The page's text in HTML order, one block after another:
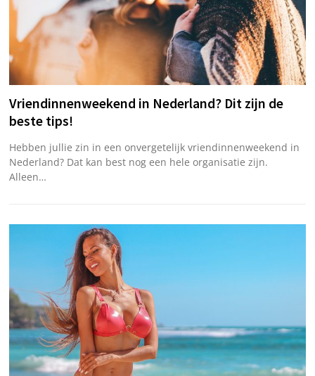
Vriendinnenweekend in Nederland? Dit zijn de
beste tips!
Hebben jullie zin in een onvergetelijk vriendinnenweekend in
Nederland? Dat kan best nog een hele organisatie zijn.
Alleen…